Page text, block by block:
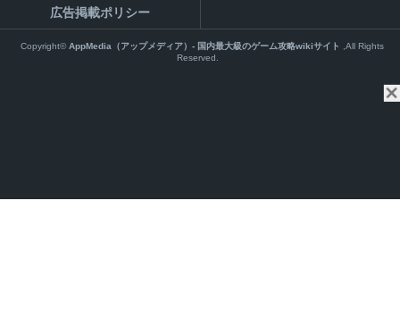
広告掲載ポリシー
Copyright©AppMedia（アップメディア）- 国内最大級のゲーム攻略wikiサイト ,All Rights
Reserved.